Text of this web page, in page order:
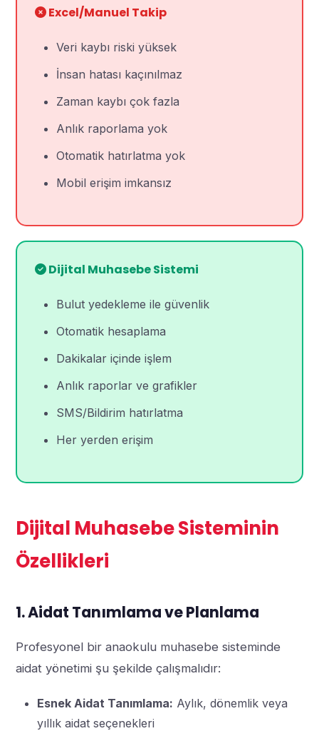
Excel/Manuel Takip
Veri kaybı riski yüksek
İnsan hatası kaçınılmaz
Zaman kaybı çok fazla
Anlık raporlama yok
Otomatik hatırlatma yok
Mobil erişim imkansız
Dijital Muhasebe Sistemi
Bulut yedekleme ile güvenlik
Otomatik hesaplama
Dakikalar içinde işlem
Anlık raporlar ve grafikler
SMS/Bildirim hatırlatma
Her yerden erişim
Dijital Muhasebe Sisteminin
Özellikleri
1. Aidat Tanımlama ve Planlama
Profesyonel bir anaokulu muhasebe sisteminde
aidat yönetimi şu şekilde çalışmalıdır:
Esnek Aidat Tanımlama: Aylık, dönemlik veya
yıllık aidat seçenekleri